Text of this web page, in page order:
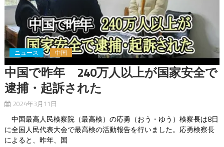
ニュース 中国
中国で昨年 240万人以上が国家安全で
逮捕・起訴された
2024年3月11日
中国最高人民検察院（最高検）の応勇（おう・ゆう）検察長は8日
に全国人民代表大会で最高検の活動報告を行いました。応勇検察長
によると、昨年、国